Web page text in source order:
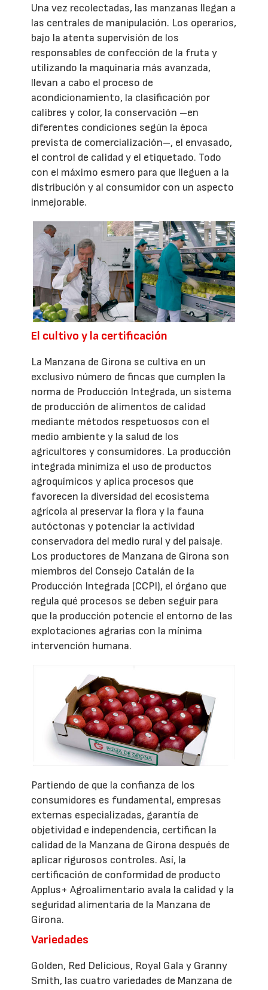
Una vez recolectadas, las manzanas llegan a
las centrales de manipulación. Los operarios,
bajo la atenta supervisión de los
responsables de confección de la fruta y
utilizando la maquinaria más avanzada,
llevan a cabo el proceso de
acondicionamiento, la clasificación por
calibres y color, la conservación –en
diferentes condiciones según la época
prevista de comercialización–, el envasado,
el control de calidad y el etiquetado. Todo
con el máximo esmero para que lleguen a la
distribución y al consumidor con un aspecto
inmejorable.
El cultivo y la certificación
La Manzana de Girona se cultiva en un
exclusivo número de fincas que cumplen la
norma de Producción Integrada, un sistema
de producción de alimentos de calidad
mediante métodos respetuosos con el
medio ambiente y la salud de los
agricultores y consumidores. La producción
integrada minimiza el uso de productos
agroquímicos y aplica procesos que
favorecen la diversidad del ecosistema
agrícola al preservar la flora y la fauna
autóctonas y potenciar la actividad
conservadora del medio rural y del paisaje.
Los productores de Manzana de Girona son
miembros del Consejo Catalán de la
Producción Integrada (CCPI), el órgano que
regula qué procesos se deben seguir para
que la producción potencie el entorno de las
explotaciones agrarias con la mínima
intervención humana.
Partiendo de que la confianza de los
consumidores es fundamental, empresas
externas especializadas, garantía de
objetividad e independencia, certifican la
calidad de la Manzana de Girona después de
aplicar rigurosos controles. Así, la
certificación de conformidad de producto
Applus+ Agroalimentario avala la calidad y la
seguridad alimentaria de la Manzana de
Girona.
Variedades
Golden, Red Delicious, Royal Gala y Granny
Smith, las cuatro variedades de Manzana de